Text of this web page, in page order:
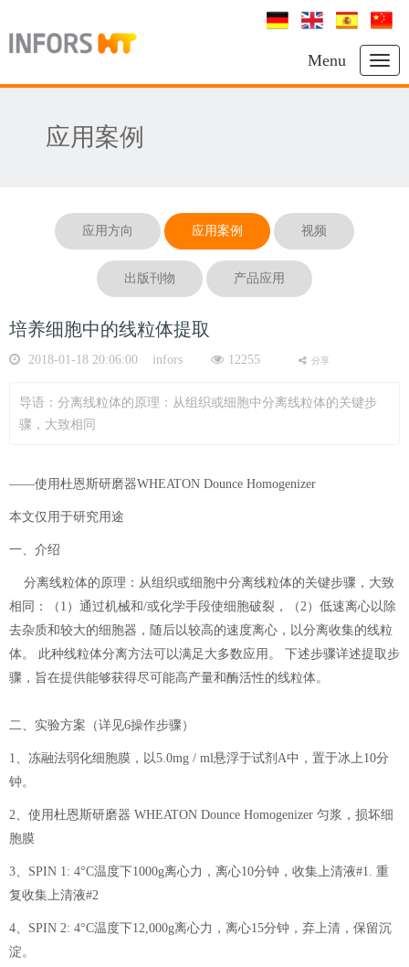
Menu
应用案例
应用方向 应用案例 视频
出版刊物 产品应用
培养细胞中的线粒体提取
2018-01-18 20:06:00 infors 12255 分享
导语：分离线粒体的原理：从组织或细胞中分离线粒体的关键步
骤，大致相同
——使用杜恩斯研磨器WHEATON Dounce Homogenizer
本文仅用于研究用途
一、介绍
分离线粒体的原理：从组织或细胞中分离线粒体的关键步骤，大致
相同：（1）通过机械和/或化学手段使细胞破裂，（2）低速离心以除
去杂质和较大的细胞器，随后以较高的速度离心，以分离收集的线粒
体。 此种线粒体分离方法可以满足大多数应用。 下述步骤详述提取步
骤，旨在提供能够获得尽可能高产量和酶活性的线粒体。
二、实验方案（详见6操作步骤）
1、冻融法弱化细胞膜，以5.0mg / ml悬浮于试剂A中，置于冰上10分
钟。
2、使用杜恩斯研磨器 WHEATON Dounce Homogenizer 匀浆，损坏细
胞膜
3、SPIN 1: 4°C温度下1000g离心力，离心10分钟，收集上清液#1. 重
复收集上清液#2
4、SPIN 2: 4°C温度下12,000g离心力，离心15分钟，弃上清，保留沉
淀。